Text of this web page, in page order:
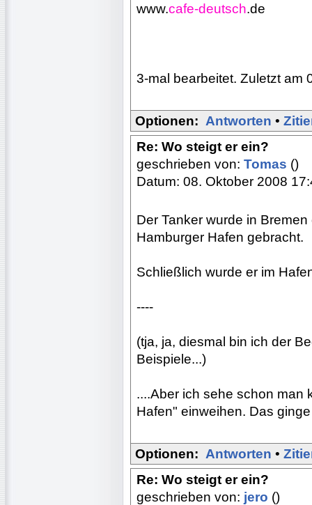
www.cafe-deutsch.de
3-mal bearbeitet. Zuletzt am
Optionen: Antworten •
Re: Wo steigt er ein?
geschrieben von: Tomas ()
Datum: 08. Oktober 2008
Der Tanker wurde in
Hamburger Hafen gebracht.
Schließlich wurde er im
----
(tja, ja, diesmal bin ich der
Beispiele...)
....Aber ich sehe schon man
Hafen" einweihen. Das
Optionen: Antworten •
Re: Wo steigt er ein?
geschrieben von: jero ()